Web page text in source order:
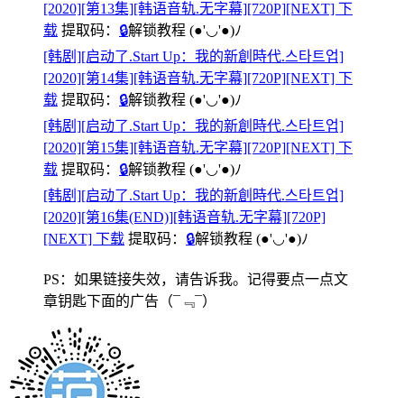
[2020][第13集][韩语音轨.无字幕][720P][NEXT] 下
载 提取码： 🔒解锁教程 (●'◡'●)ﾉ
[韩剧][启动了.Start Up：我的新創時代.스타트업]
[2020][第14集][韩语音轨.无字幕][720P][NEXT] 下
载 提取码： 🔒解锁教程 (●'◡'●)ﾉ
[韩剧][启动了.Start Up：我的新創時代.스타트업]
[2020][第15集][韩语音轨.无字幕][720P][NEXT] 下
载 提取码： 🔒解锁教程 (●'◡'●)ﾉ
[韩剧][启动了.Start Up：我的新創時代.스타트업]
[2020][第16集(END)][韩语音轨.无字幕][720P]
[NEXT] 下载 提取码： 🔒解锁教程 (●'◡'●)ﾉ
PS：如果链接失效，请告诉我。记得要点一点文
章钥匙下面的广告 （¯﹃¯）